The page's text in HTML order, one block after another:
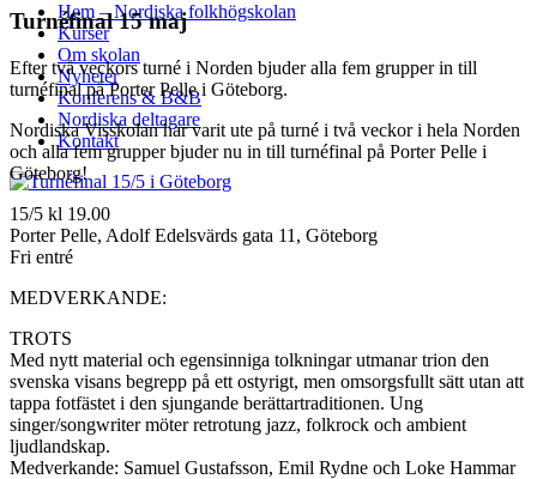
Hem – Nordiska folkhögskolan
Kurser
Om skolan
Nyheter
Konferens & B&B
Nordiska deltagare
Kontakt
Turnéfinal 15 maj
Efter två veckors turné i Norden bjuder alla fem grupper in till
turnéfinal på Porter Pelle i Göteborg.
Nordiska Visskolan har varit ute på turné i två veckor i hela Norden
och alla fem grupper bjuder nu in till turnéfinal på Porter Pelle i
Göteborg!
15/5 kl 19.00
Porter Pelle, Adolf Edelsvärds gata 11, Göteborg
Fri entré
MEDVERKANDE:
TROTS
Med nytt material och egensinniga tolkningar utmanar trion den
svenska visans begrepp på ett ostyrigt, men omsorgsfullt sätt utan att
tappa fotfästet i den sjungande berättartraditionen. Ung
singer/songwriter möter retrotung jazz, folkrock och ambient
ljudlandskap.
Medverkande: Samuel Gustafsson, Emil Rydne och Loke Hammar